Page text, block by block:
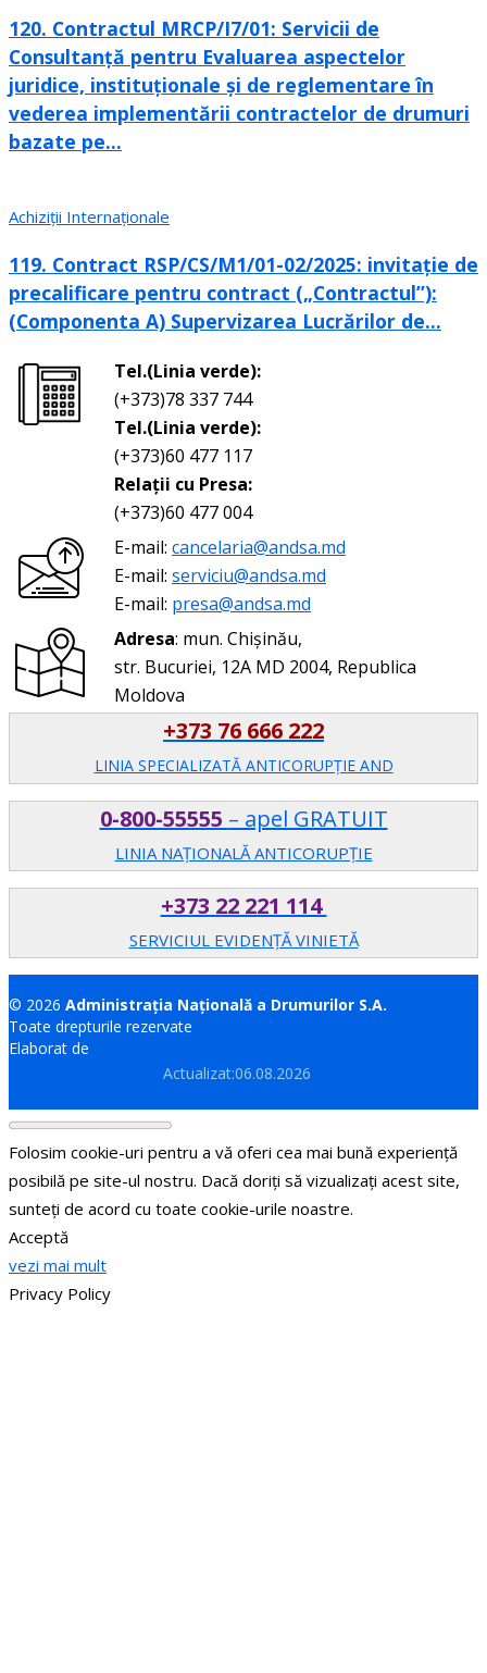
120. Contractul MRCP/I7/01: Servicii de
Consultanță pentru Evaluarea aspectelor
juridice, instituționale și de reglementare în
vederea implementării contractelor de drumuri
bazate pe...
Achiziții Internaționale
119. Contract RSP/CS/M1/01-02/2025: invitație de
precalificare pentru contract („Contractul”):
(Componenta A) Supervizarea Lucrărilor de...
Tel.(Linia verde):
(+373)78 337 744
Tel.(Linia verde):
(+373)60 477 117
Relații cu Presa:
(+373)60 477 004
E-mail: cancelaria@andsa.md
E-mail: serviciu@andsa.md
E-mail: presa@andsa.md
Adresa: mun. Chișinău,
str. Bucuriei, 12A MD 2004, Republica
Moldova
+373 76 666 222
LINIA SPECIALIZATĂ ANTICORUPŢIE AND
0-800-55555 – apel GRATUIT
LINIA NAȚIONALĂ ANTICORUPȚIE
+373 22 221 114
SERVICIUL EVIDENȚĂ VINIETĂ
© 2026 Administrația Națională a Drumurilor S.A.
Toate drepturile rezervate
Elaborat de
Actualizat:06.08.2026
Folosim cookie-uri pentru a vă oferi cea mai bună experiență
posibilă pe site-ul nostru. Dacă doriți să vizualizați acest site,
sunteți de acord cu toate cookie-urile noastre.
Acceptă
vezi mai mult
Privacy Policy